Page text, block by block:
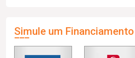
Simule um Financiamento